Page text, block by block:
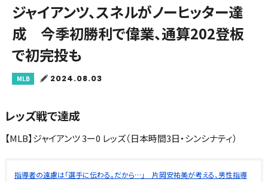
ジャイアンツ、スネルがノーヒッター達
成 今季初勝利で偉業、通算202登板
で初完投も
MLB 2024.08.03
レッズ戦で達成
【MLB】ジャイアンツ 3ー0 レッズ（日本時間3日・シンシナティ）
指導者の遠慮は「選手に伝わる。だから…」 片岡安祐美が考える、男性指導